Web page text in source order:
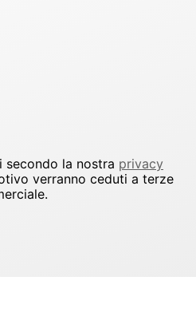
la nostra privacy
verranno ceduti a terze